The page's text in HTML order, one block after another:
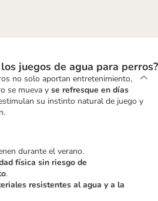
juegos de agua para perros?
no solo aportan entretenimiento,
se mueva y se refresque en días
su instinto natural de juego y
durante el verano.
física sin riesgo de
.
resistentes al agua y a la